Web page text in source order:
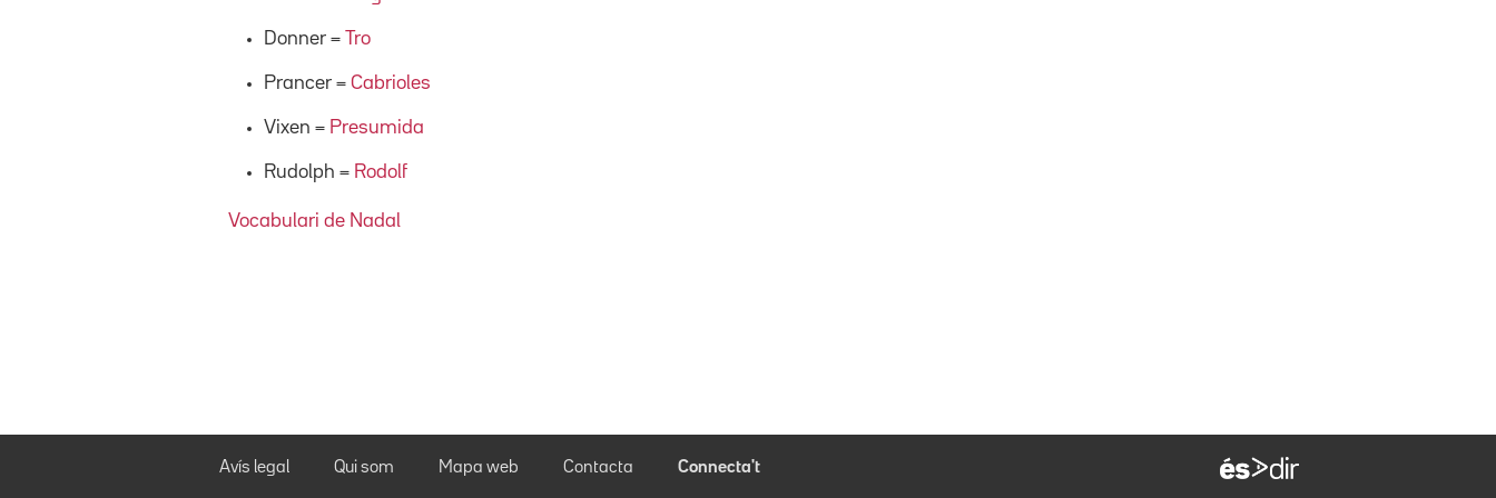
Donner = Tro
Prancer = Cabrioles
Vixen = Presumida
Rudolph = Rodolf
Vocabulari de Nadal
Avís legal Qui som Mapa web Contacta Connecta't